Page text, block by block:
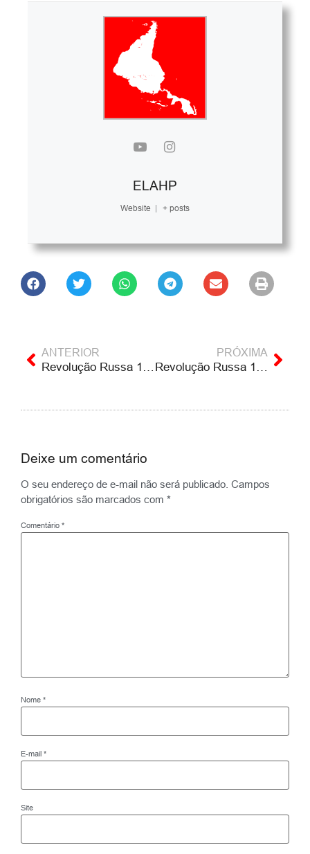
ELAHP
Website | + posts
ANTERIOR
Revolução Russa 1905 e 1907. Prof. Valter Pomar – Parte 1
PRÓXIMA
Revolução Russa 1905 e 1907. Prof. Valter Pomar – Parte 3
Deixe um comentário
O seu endereço de e-mail não será publicado. Campos
obrigatórios são marcados com *
Comentário *
Nome *
E-mail *
Site